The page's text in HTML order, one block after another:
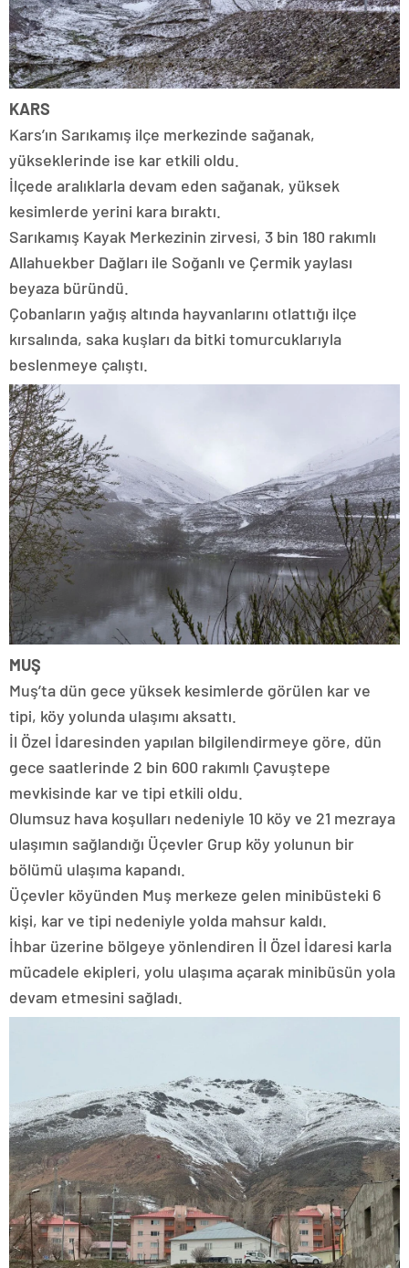
KARS
Kars’ın Sarıkamış ilçe merkezinde sağanak,
yükseklerinde ise kar etkili oldu.
İlçede aralıklarla devam eden sağanak, yüksek
kesimlerde yerini kara bıraktı.
Sarıkamış Kayak Merkezinin zirvesi, 3 bin 180 rakımlı
Allahuekber Dağları ile Soğanlı ve Çermik yaylası
beyaza büründü.
Çobanların yağış altında hayvanlarını otlattığı ilçe
kırsalında, saka kuşları da bitki tomurcuklarıyla
beslenmeye çalıştı.
MUŞ
Muş’ta dün gece yüksek kesimlerde görülen kar ve
tipi, köy yolunda ulaşımı aksattı.
İl Özel İdaresinden yapılan bilgilendirmeye göre, dün
gece saatlerinde 2 bin 600 rakımlı Çavuştepe
mevkisinde kar ve tipi etkili oldu.
Olumsuz hava koşulları nedeniyle 10 köy ve 21 mezraya
ulaşımın sağlandığı Üçevler Grup köy yolunun bir
bölümü ulaşıma kapandı.
Üçevler köyünden Muş merkeze gelen minibüsteki 6
kişi, kar ve tipi nedeniyle yolda mahsur kaldı.
İhbar üzerine bölgeye yönlendiren İl Özel İdaresi karla
mücadele ekipleri, yolu ulaşıma açarak minibüsün yola
devam etmesini sağladı.